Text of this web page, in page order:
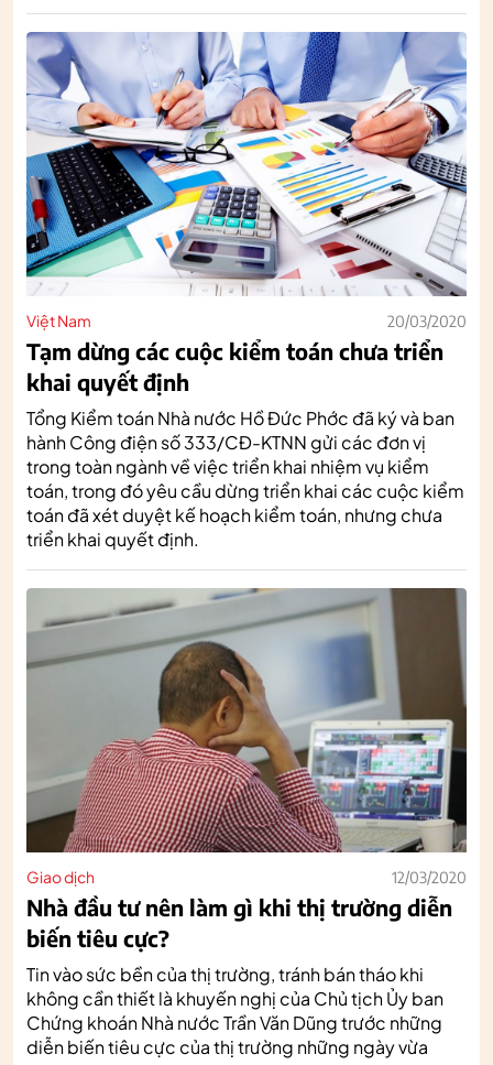
Việt Nam 20/03/2020
Tạm dừng các cuộc kiểm toán chưa triển
khai quyết định
Tổng Kiểm toán Nhà nước Hồ Đức Phớc đã ký và ban
hành Công điện số 333/CĐ-KTNN gửi các đơn vị
trong toàn ngành về việc triển khai nhiệm vụ kiểm
toán, trong đó yêu cầu dừng triển khai các cuộc kiểm
toán đã xét duyệt kế hoạch kiểm toán, nhưng chưa
triển khai quyết định.
Giao dịch 12/03/2020
Nhà đầu tư nên làm gì khi thị trường diễn
biến tiêu cực?
Tin vào sức bền của thị trường, tránh bán tháo khi
không cần thiết là khuyến nghị của Chủ tịch Ủy ban
Chứng khoán Nhà nước Trần Văn Dũng trước những
diễn biến tiêu cực của thị trường những ngày vừa